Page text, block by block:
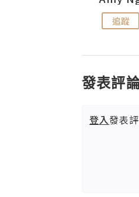
追蹤
發表評
登入發表